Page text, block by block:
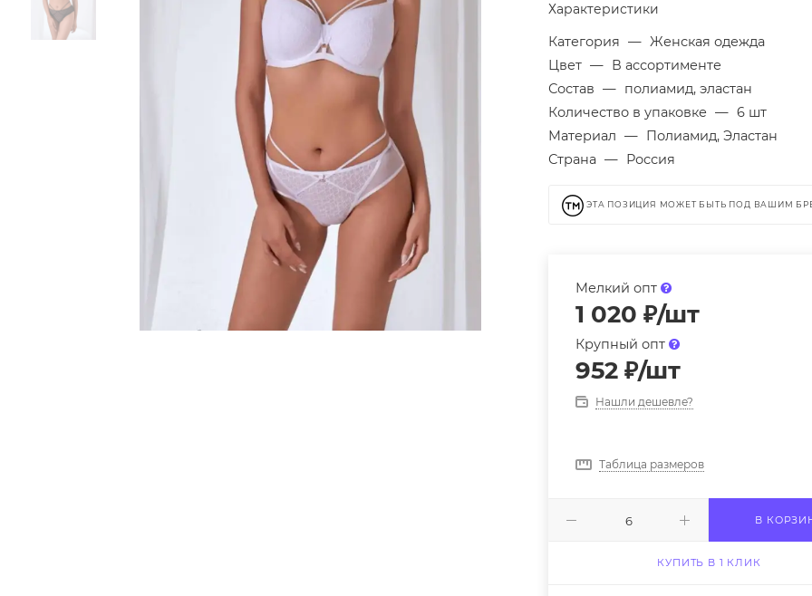
Характеристики
Категория — Женская одежда
Цвет — В ассортименте
Состав — полиамид, эластан
Количество в упаковке — 6 шт
Материал — Полиамид, Эластан
Страна — Россия
ЭТА ПОЗИЦИЯ МОЖЕТ БЫТЬ ПОД ВАШИМ
Мелкий опт
1 020 ₽/шт
Крупный опт
952 ₽/шт
Нашли дешевле?
Таблица размеров
В
КУПИТЬ В 1 КЛИК